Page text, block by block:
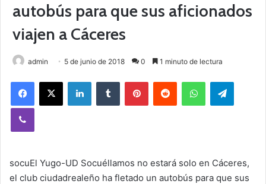
autobús para que sus aficionados
viajen a Cáceres
admin 5 de junio de 2018 0 1 minuto de lectura
socuEl Yugo-UD Socuéllamos no estará solo en Cáceres,
el club ciudadrealeño ha fletado un autobús para que sus